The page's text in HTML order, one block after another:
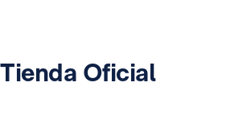
Tienda Oficial